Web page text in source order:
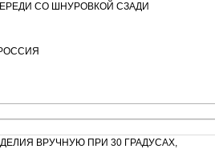
СО ШНУРОВКОЙ СЗАДИ
ВРУЧНУЮ ПРИ 30 ГРАДУСАХ,